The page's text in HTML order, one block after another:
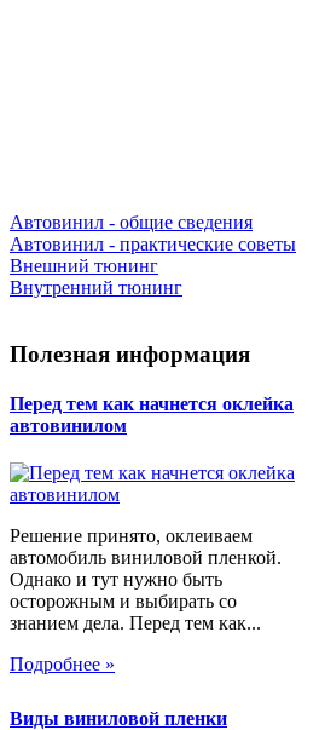
Автовинил - общие сведения
Автовинил - практические советы
Внешний тюнинг
Внутренний тюнинг
Полезная информация
Перед тем как начнется оклейка
автовинилом
Решение принято, оклеиваем
автомобиль виниловой пленкой.
Однако и тут нужно быть
осторожным и выбирать со
знанием дела. Перед тем как...
Подробнее »
Виды виниловой пленки